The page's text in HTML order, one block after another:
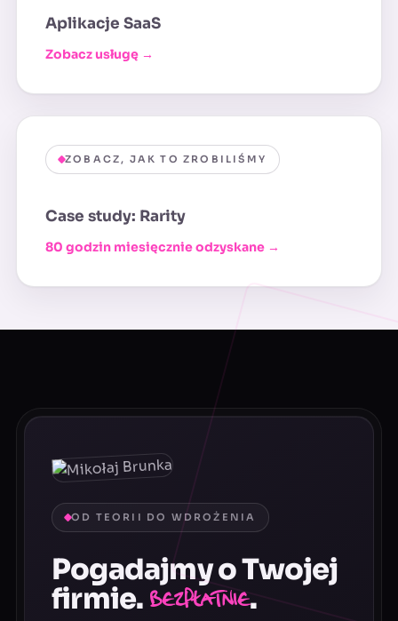
Aplikacje SaaS
Zobacz usługę →
ZOBACZ, JAK TO ZROBILIŚMY
Case study: Rarity
80 godzin miesięcznie odzyskane →
OD TEORII DO WDROŻENIA
Pogadajmy o Twojej
firmie. Bezpłatnie.